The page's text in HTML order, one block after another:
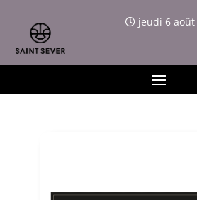
jeudi 6 août